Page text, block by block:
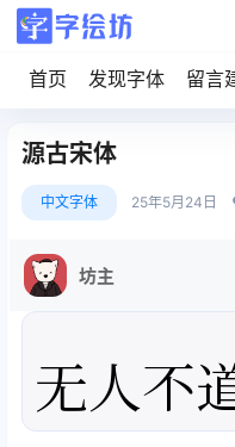
首页 发现字体 留言
源古宋体
中文字体 25年5月24日
坊主
无人不